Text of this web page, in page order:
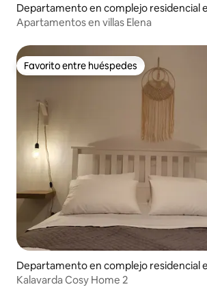
Departamento en complejo residencial
ari
Apartamentos en villas Elena
Favorito entre huéspedes
Favorito entre huéspedes
Departamento en complejo residencial
arda
Kalavarda Cosy Home 2